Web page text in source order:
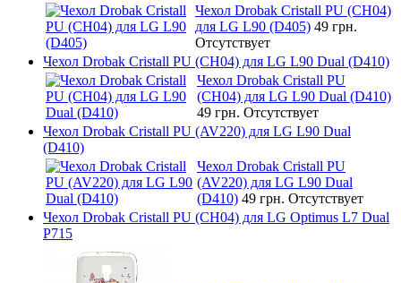
Чехол Drobak Cristall PU (CH04)
для LG L90 (D405) 49 грн.
Отсутствует
Чехол Drobak Cristall PU (CH04) для LG L90 Dual (D410)
Чехол Drobak Cristall PU
(CH04) для LG L90 Dual (D410)
49 грн. Отсутствует
Чехол Drobak Cristall PU (AV220) для LG L90 Dual
(D410)
Чехол Drobak Cristall PU
(AV220) для LG L90 Dual
(D410) 49 грн. Отсутствует
Чехол Drobak Cristall PU (CH04) для LG Optimus L7 Dual
P715